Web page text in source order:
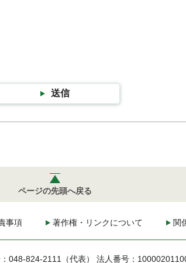
送信
ページの先頭へ戻る
事項 著作権・リンクについて 関
048-824-2111（代表） 法人番号：